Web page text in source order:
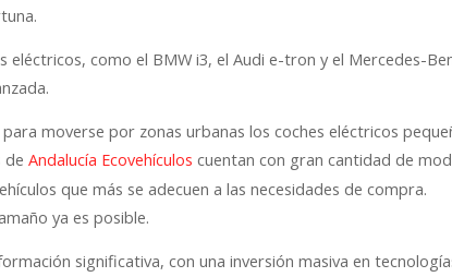
como el BMW i3, el Audi e-tron y el Mercedes-
moverse por zonas urbanas los coches eléctricos
deAndalucía Ecovehículos cuentan con gran cantidad de
que más se adecuen a las necesidades de compra.
ya es posible.
significativa, con una inversión masiva en